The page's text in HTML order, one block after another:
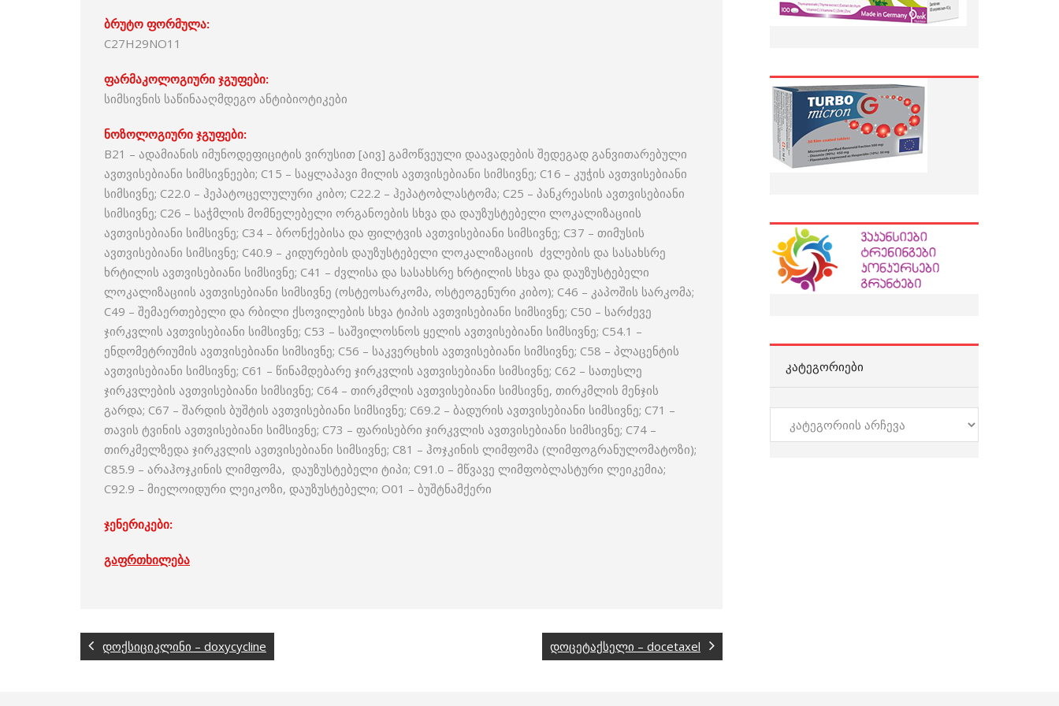
ბრუტო ფორმულა:
C27H29NO11
ფარმაკოლოგიური ჯგუფები:
სიმსივნის საწინააღმდეგო ანტიბიოტიკები
ნოზოლოგიური ჯგუფები:
B21 – ადამიანის იმუნოდეფიციტის ვირუსით [აივ] გამოწვეული დაავადების შედეგად განვითარებული
ავთვისებიანი სიმსივნეები; C15 – საყლაპავი მილის ავთვისებიანი სიმსივნე; C16 – კუჭის ავთვისებიანი
სიმსივნე; C22.0 – ჰეპატოცელულური კიბო; C22.2 – ჰეპატობლასტომა; C25 – პანკრეასის ავთვისებიანი
სიმსივნე; C26 – საჭმლის მომნელებელი ორგანოების სხვა და დაუზუსტებელი ლოკალიზაციის
ავთვისებიანი სიმსივნე; C34 – ბრონქებისა და ფილტვის ავთვისებიანი სიმსივნე; C37 – თიმუსის
ავთვისებიანი სიმსივნე; C40.9 – კიდურების დაუზუსტებელი ლოკალიზაციის ძვლების და სასახსრე
ხრტილის ავთვისებიანი სიმსივნე; C41 – ძვლისა და სასახსრე ხრტილის სხვა და დაუზუსტებელი
ლოკალიზაციის ავთვისებიანი სიმსივნე (ოსტეოსარკომა, ოსტეოგენური კიბო); C46 – კაპოშის სარკომა;
C49 – შემაერთებელი და რბილი ქსოვილების სხვა ტიპის ავთვისებიანი სიმსივნე; C50 – სარძევე
ჯირკვლის ავთვისებიანი სიმსივნე; C53 – საშვილოსნოს ყელის ავთვისებიანი სიმსივნე; C54.1 –
ენდომეტრიუმის ავთვისებიანი სიმსივნე; C56 – საკვერცხის ავთვისებიანი სიმსივნე; C58 – პლაცენტის
ავთვისებიანი სიმსივნე; C61 – წინამდებარე ჯირკვლის ავთვისებიანი სიმსივნე; C62 – სათესლე
ჯირკვლების ავთვისებიანი სიმსივნე; C64 – თირკმლის ავთვისებიანი სიმსივნე, თირკმლის მენჯის
გარდა; C67 – შარდის ბუშტის ავთვისებიანი სიმსივნე; C69.2 – ბადურის ავთვისებიანი სიმსივნე; C71 –
თავის ტვინის ავთვისებიანი სიმსივნე; C73 – ფარისებრი ჯირკვლის ავთვისებიანი სიმსივნე; C74 –
თირკმელზედა ჯირკვლის ავთვისებიანი სიმსივნე; C81 – ჰოჯკინის ლიმფომა (ლიმფოგრანულომატოზი);
C85.9 – არაჰოჯკინის ლიმფომა, დაუზუსტებელი ტიპი; C91.0 – მწვავე ლიმფობლასტური ლეიკემია;
C92.9 – მიელოიდური ლეიკოზი, დაუზუსტებელი; O01 – ბუშტნამქერი
ჯენერიკები:
გაფრთხილება
დოქსიციკლინი – doxycycline დოცეტაქსელი – docetaxel
ᲙᲐᲢᲔᲒᲝᲠᲘᲔᲑᲘ
კატეგორიები